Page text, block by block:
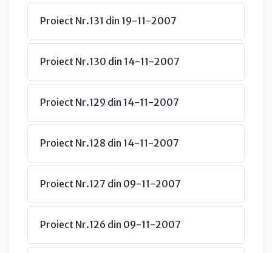
Proiect Nr.131 din 19-11-2007
Proiect Nr.130 din 14-11-2007
Proiect Nr.129 din 14-11-2007
Proiect Nr.128 din 14-11-2007
Proiect Nr.127 din 09-11-2007
Proiect Nr.126 din 09-11-2007